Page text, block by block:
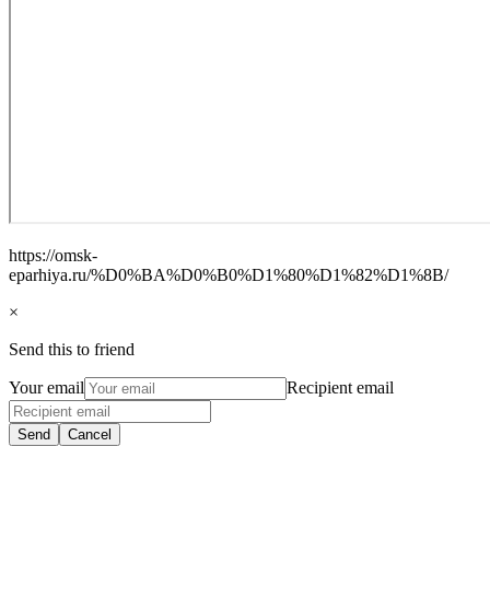
https://omsk-
eparhiya.ru/%D0%BA%D0%B0%D1%80%D1%82%D1%8B/
×
Send this to friend
Your email Recipient email
Send Cancel